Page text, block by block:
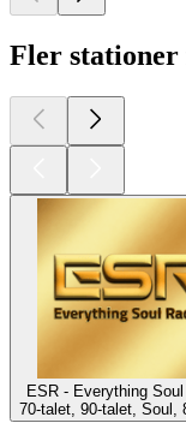
Fler
ESR - Everything
70-talet, 90-talet, Soul,